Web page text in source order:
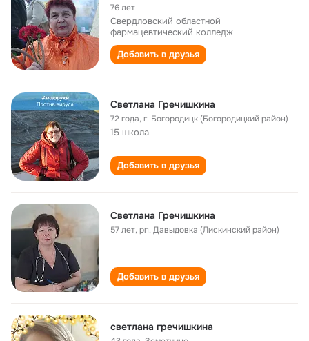
76 лет
Свердловский областной
фармацевтический колледж
Добавить в друзья
Светлана Гречишкина
72 года,г. Богородицк (Богородицкий район)
15 школа
Добавить в друзья
Светлана Гречишкина
57 лет,рп. Давыдовка (Лискинский район)
Добавить в друзья
светлана гречишкина